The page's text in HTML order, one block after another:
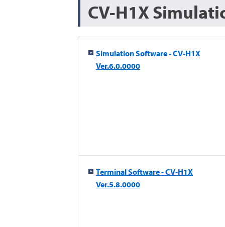
CV-H1X
Simulation Software - CV-H1X
Ver.6.0.0000
Terminal Software - CV-H1X
Ver.5.8.0000